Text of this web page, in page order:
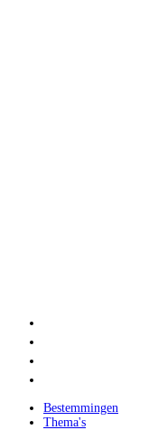
Bestemmingen
Thema's